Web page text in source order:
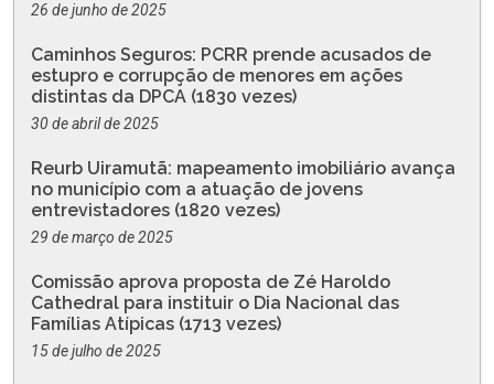
26 de junho de 2025
Caminhos Seguros: PCRR prende acusados de
estupro e corrupção de menores em ações
distintas da DPCA (1830 vezes)
30 de abril de 2025
Reurb Uiramutã: mapeamento imobiliário avança
no município com a atuação de jovens
entrevistadores (1820 vezes)
29 de março de 2025
Comissão aprova proposta de Zé Haroldo
Cathedral para instituir o Dia Nacional das
Famílias Atípicas (1713 vezes)
15 de julho de 2025